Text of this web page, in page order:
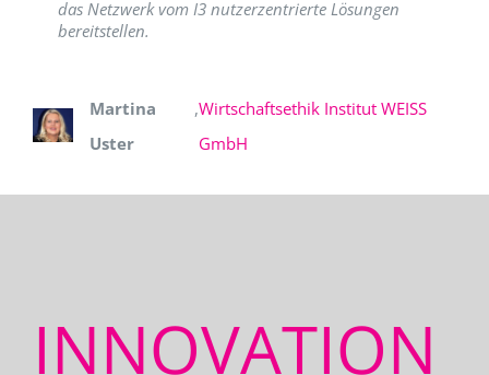
das Netzwerk vom I3 nutzerzentrierte Lösungen
bereitstellen.
Martina
Uster
,Wirtschaftsethik Institut WEISS
GmbH
INNOVATION